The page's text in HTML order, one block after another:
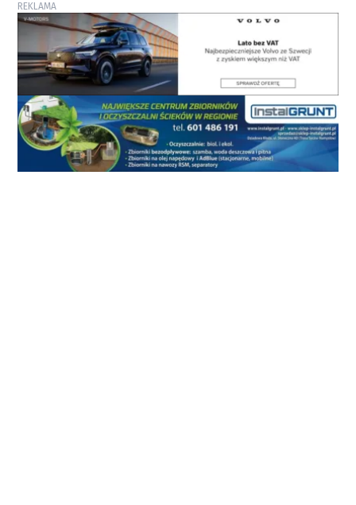
REKLAMA